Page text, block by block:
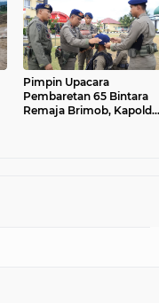
Pimpin Upacara
Pembaretan 65 Bintara
Remaja Brimob, Kapolda